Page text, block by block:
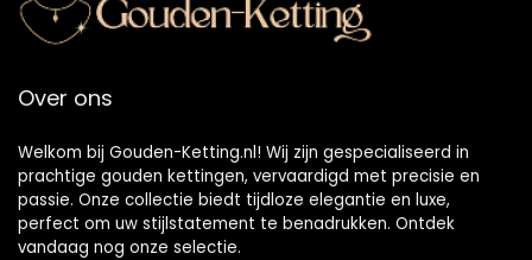
Over ons
Welkom bij Gouden-Ketting.nl! Wij zijn gespecialiseerd in
prachtige gouden kettingen, vervaardigd met precisie en
passie. Onze collectie biedt tijdloze elegantie en luxe,
perfect om uw stijlstatement te benadrukken. Ontdek
vandaag nog onze selectie.